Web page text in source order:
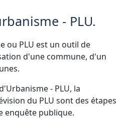
- PLU.
ou PLU est un outil de
d'une commune, d'un
- PLU, la
du PLU sont des étapes
enquête publique.